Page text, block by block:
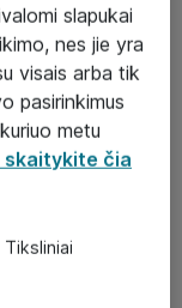
slapukai
nes jie yra
visais arba tik
pasirinkimus
metu
skaitykite čia
Tiksliniai